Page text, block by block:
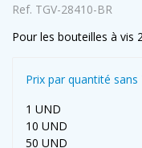
Ref. TGV-28410-BR
Pour les bouteilles à vis
Prix par quantité sans
1 UND
10 UND
50 UND